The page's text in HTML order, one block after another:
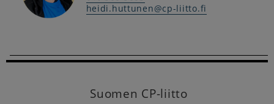
heidi.huttunen@cp-liitto.fi
Suomen CP-liitto